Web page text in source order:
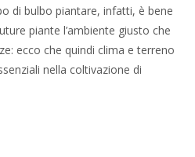
di bulbo piantare, infatti, è bene
piante l’ambiente giusto che
ecco che quindi clima e terreno
nella coltivazione di